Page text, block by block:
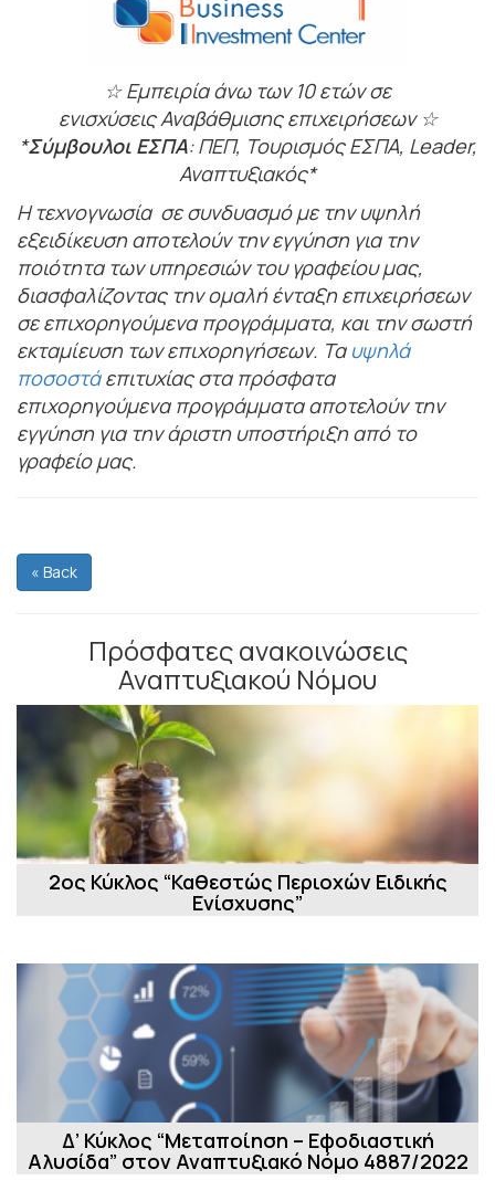
☆ Εμπειρία άνω των 10 ετών σε
ενισχύσεις Αναβάθμισης επιχειρήσεων ☆
*Σύμβουλοι ΕΣΠΑ: ΠΕΠ, Τουρισμός ΕΣΠΑ, Leader,
Αναπτυξιακός*
Η τεχνογνωσία σε συνδυασμό με την υψηλή
εξειδίκευση αποτελούν την εγγύηση για την
ποιότητα των υπηρεσιών του γραφείου μας,
διασφαλίζοντας την ομαλή ένταξη επιχειρήσεων
σε επιχορηγούμενα προγράμματα, και την σωστή
εκταμίευση των επιχορηγήσεων. Τα υψηλά
ποσοστάεπιτυχίας στα πρόσφατα
επιχορηγούμενα προγράμματα αποτελούν την
εγγύηση για την άριστη υποστήριξη από το
γραφείο μας.
« Back
Πρόσφατες ανακοινώσεις
Αναπτυξιακού Νόμου
2ος Κύκλος “Καθεστώς Περιοχών Ειδικής
Ενίσχυσης”
Δ’ Κύκλος “Μεταποίηση – Εφοδιαστική
Αλυσίδα” στον Αναπτυξιακό Νόμο 4887/2022